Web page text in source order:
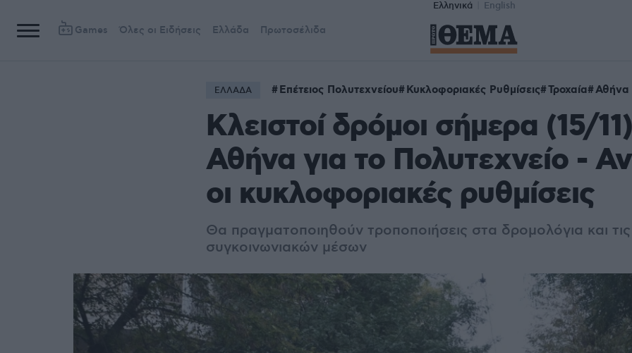
Ελληνικά English
Games Όλες οι Ειδήσεις Ελλάδα Πρωτοσέλιδα
ΕΛΛΑΔΑ Επέτειος Πολυτεχνείου Κυκλοφοριακές Ρυθμίσεις Τροχαία Αθήνα
Κλειστοί δρόμοι σήμερα (15/
Αθήνα για το Πολυτεχνείο -
οι κυκλοφοριακές ρυθμίσεις
Θα πραγματοποιηθούν τροποποιήσεις στα δρομολόγια και
συγκοινωνιακών μέσων